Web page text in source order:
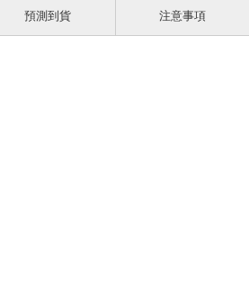
預測到貨 注意事項